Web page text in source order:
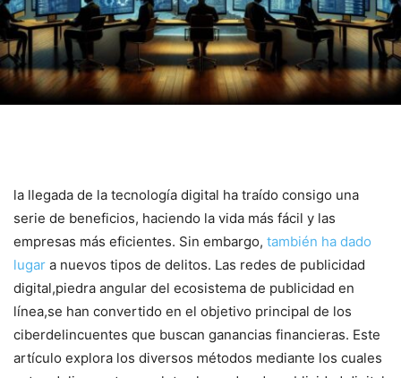
la llegada de la tecnología digital ha traído consigo una
serie‍ de beneficios, haciendo‌ la vida más fácil y las
empresas más​ eficientes. Sin embargo, también ha dado
lugar a nuevos tipos de delitos. Las redes de publicidad
digital,piedra angular del ⁣ecosistema ‌de publicidad en⁣
línea,se⁣ han convertido en el objetivo principal de los
⁣ciberdelincuentes‍ que buscan ganancias financieras. Este
artículo explora los ⁤diversos métodos ‌mediante los​ cuales⁣